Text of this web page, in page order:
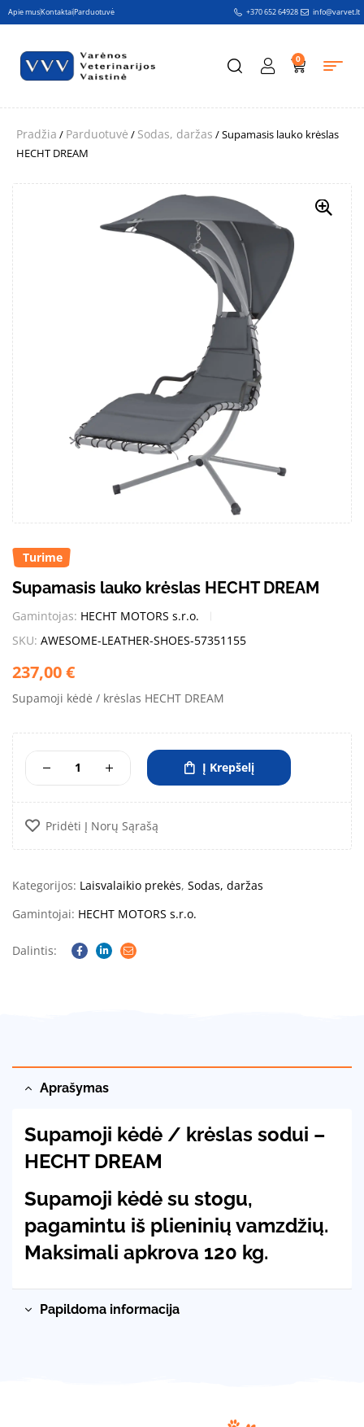
Apie musKontaktaiParduotuvė +370 652 64928 info@varvet.lt
0
Pradžia / Parduotuvė / Sodas, daržas / Supamasis lauko krėslas
HECHT DREAM
Turime
Supamasis lauko krėslas HECHT DREAM
Gamintojas: HECHT MOTORS s.r.o.
SKU: AWESOME-LEATHER-SHOES-57351155
237,00€
Supamoji kėdė / krėslas HECHT DREAM
Į Krepšelį
Pridėti Į Norų Sąrašą
Kategorijos: Laisvalaikio prekės, Sodas, daržas
Gamintojai: HECHT MOTORS s.r.o.
Dalintis:
Facebook
Linkedin
Email
Aprašymas
Supamoji kėdė / krėslas sodui –
HECHT DREAM
Supamoji kėdė su stogu,
pagamintu iš plieninių vamzdžių.
Maksimali apkrova 120 kg.
Papildoma informacija